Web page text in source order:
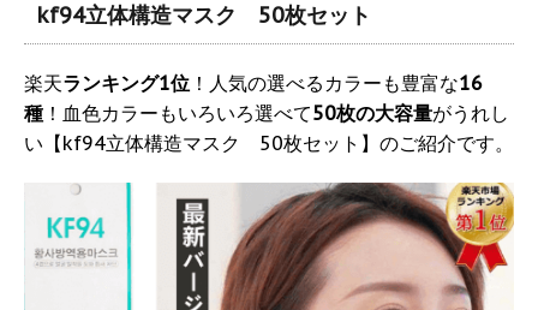
kf94立体構造マスク 50枚セット
楽天ランキング1位 ！人気の選べるカラーも豊富な16
種 ！血色カラーもいろいろ選べて50枚の大容量がうれし
い【kf94立体構造マスク 50枚セット】のご紹介です。